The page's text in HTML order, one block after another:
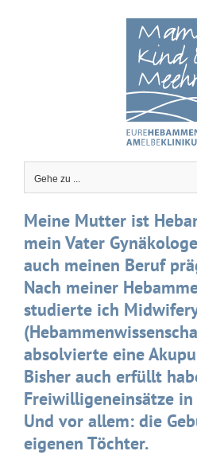
Gehe zu ...
Meine Mutter ist
mein Vater
auch meinen Beruf
Nach meiner
studierte ich Midwifery
absolvierte eine
Bisher auch erfüllt
Freiwilligeneinsätze in
Und vor allem: die
eigenen Töchter.